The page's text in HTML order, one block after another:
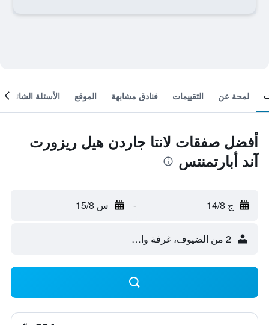
لمحة عن التقييمات فنادق مشابهة الموقع الأسئلة الشائعة
أفضل صفقات لانتا جاردن هيل ريزورت
آند أبارتمنتس
ج 14/8 - س 15/8
2 من الضيوف، غرفة واحدة